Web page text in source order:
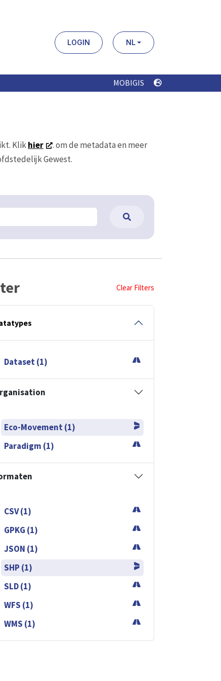
LOGIN NL
MOBIGIS
Klikhier
. om de metadata en meer
Gewest.
Clear Filters
Dataset (1)
Eco-Movement (1)
Paradigm (1)
CSV (1)
GPKG (1)
JSON (1)
SHP (1)
SLD (1)
WFS (1)
WMS (1)